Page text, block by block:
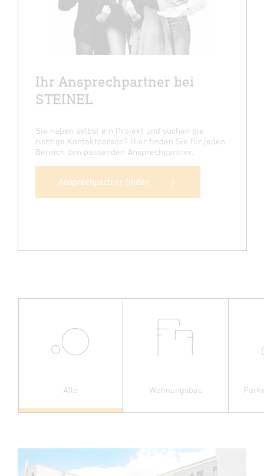
Ihr Ansprechpartner bei
STEINEL
Sie haben selbst ein Projekt und suchen die
richtige Kontaktperson? Hier finden Sie für jeden
Bereich den passenden Ansprechpartner.
Ansprechpartner finden
Alle Wohnungsbau